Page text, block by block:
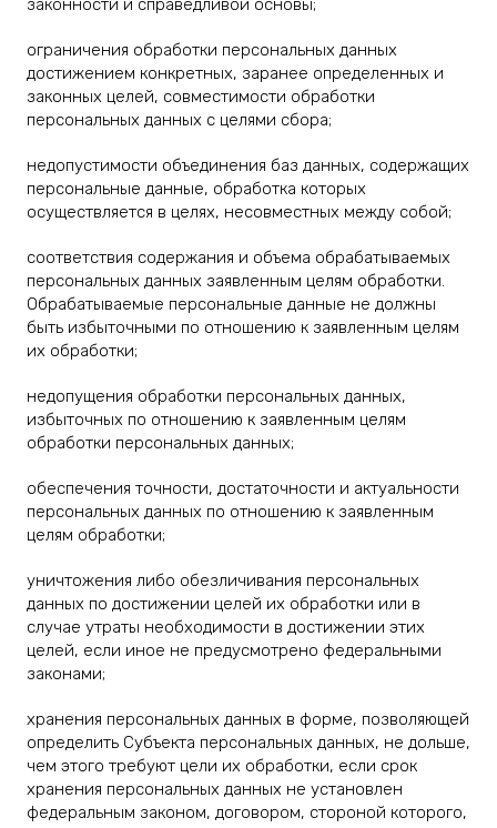
законности и справедливой основы;
ограничения обработки персональных данных
достижением конкретных, заранее определенных и
законных целей, совместимости обработки
персональных данных с целями сбора;
недопустимости объединения баз данных, содержащих
персональные данные, обработка которых
осуществляется в целях, несовместных между собой;
соответствия содержания и объема обрабатываемых
персональных данных заявленным целям обработки.
Обрабатываемые персональные данные не должны
быть избыточными по отношению к заявленным целям
их обработки;
недопущения обработки персональных данных,
избыточных по отношению к заявленным целям
обработки персональных данных;
обеспечения точности, достаточности и актуальности
персональных данных по отношению к заявленным
целям обработки;
уничтожения либо обезличивания персональных
данных по достижении целей их обработки или в
случае утраты необходимости в достижении этих
целей, если иное не предусмотрено федеральными
законами;
хранения персональных данных в форме, позволяющей
определить Субъекта персональных данных, не дольше,
чем этого требуют цели их обработки, если срок
хранения персональных данных не установлен
федеральным законом, договором, стороной которого,